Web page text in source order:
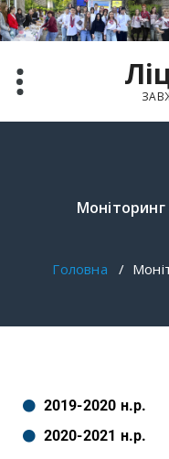
Моніторинг
Головна /
2019-2020 н.р.
2020-2021 н.р.